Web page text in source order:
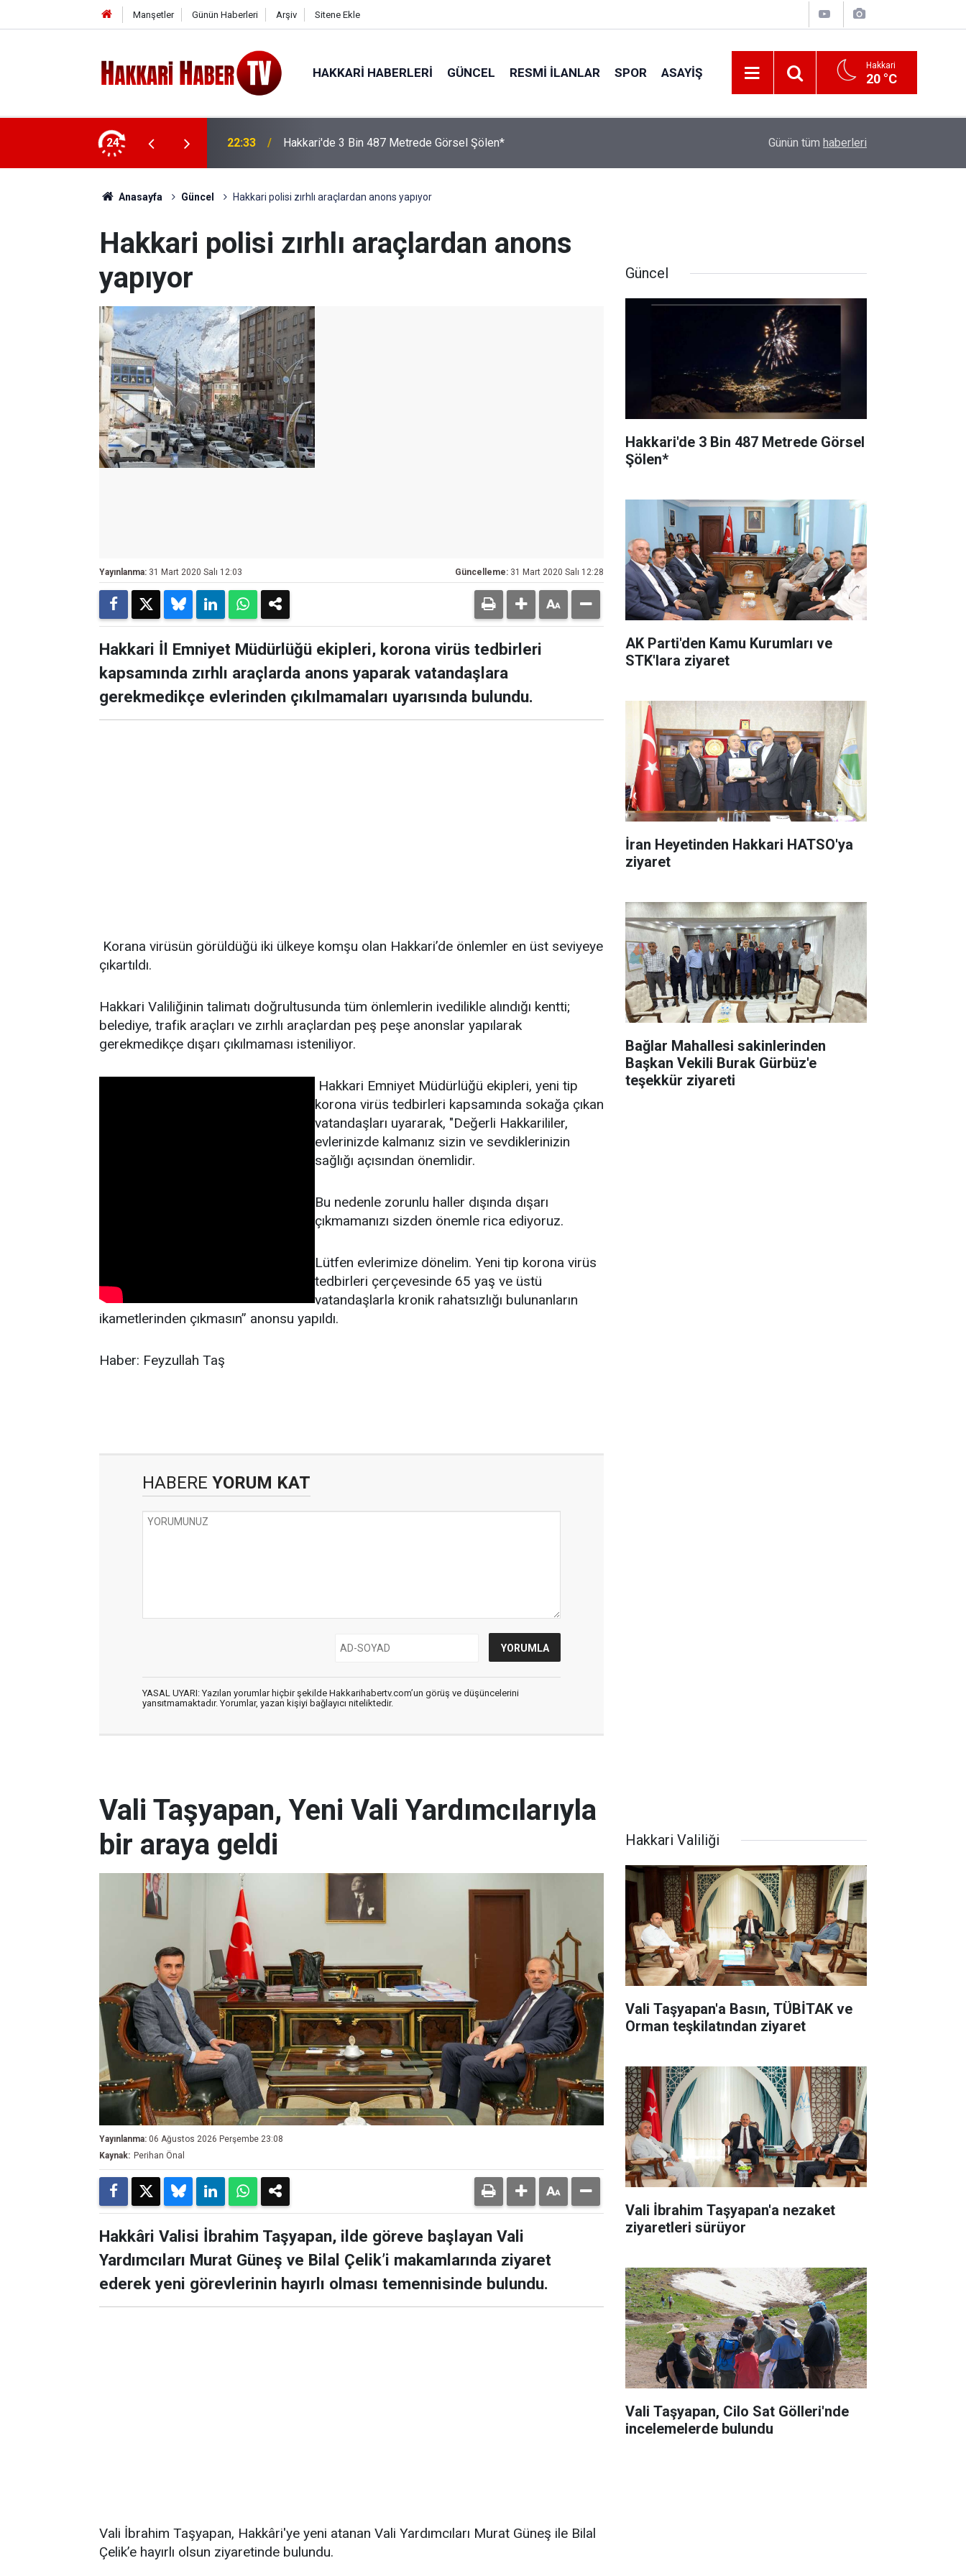
Manşetler Günün Haberleri Arşiv Sitene Ekle
HAKKARI HABERLERI GÜNCEL RESMI İLANLAR SPOR ASAYIŞ Hakkari
20 °C
24 22:33 Hakkari'de 3 Bin 487 Metrede Görsel Şölen* Aile ve Sosyal Hizmetler Bakanı Göktaş Van'ı
Günün tüm haberleri
Anasayfa Güncel Hakkari polisi zırhlı araçlardan anons yapıyor
Hakkari polisi zırhlı araçlardan anons
yapıyor
Yayınlanma: 31 Mart 2020 Salı 12:03 Güncelleme: 31 Mart 2020 Salı 12:28
Hakkari İl Emniyet Müdürlüğü ekipleri, korona virüs tedbirleri
kapsamında zırhlı araçlarda anons yaparak vatandaşlara
gerekmedikçe evlerinden çıkılmamaları uyarısında bulundu.
Korana virüsün görüldüğü iki ülkeye komşu olan Hakkari’de önlemler en üst seviyeye
çıkartıldı.
Hakkari Valiliğinin talimatı doğrultusunda tüm önlemlerin ivedilikle alındığı kentti;
belediye, trafik araçları ve zırhlı araçlardan peş peşe anonslar yapılarak
gerekmedikçe dışarı çıkılmaması isteniliyor.
Hakkari Emniyet Müdürlüğü ekipleri, yeni tip
korona virüs tedbirleri kapsamında sokağa çıkan
vatandaşları uyararak, "Değerli Hakkarililer,
evlerinizde kalmanız sizin ve sevdiklerinizin
sağlığı açısından önemlidir.
Bu nedenle zorunlu haller dışında dışarı
çıkmamanızı sizden önemle rica ediyoruz.
Lütfen evlerimize dönelim. Yeni tip korona virüs
tedbirleri çerçevesinde 65 yaş ve üstü
vatandaşlarla kronik rahatsızlığı bulunanların
ikametlerinden çıkmasın” anonsu yapıldı.
Haber: Feyzullah Taş
HABERE YORUM KAT
YASAL UYARI: Yazılan yorumlar hiçbir şekilde Hakkarihabertv.com’un görüş ve düşüncelerini
yansıtmamaktadır. Yorumlar, yazan kişiyi bağlayıcı niteliktedir.
Güncel
Hakkari'de 3 Bin 487 Metrede Görsel
Şölen*
AK Parti'den Kamu Kurumları ve
STK'lara ziyaret
İran Heyetinden Hakkari HATSO'ya
ziyaret
Bağlar Mahallesi sakinlerinden
Başkan Vekili Burak Gürbüz'e
teşekkür ziyareti
Vali Taşyapan, Yeni Vali Yardımcılarıyla
bir araya geldi
Yayınlanma: 06 Ağustos 2026 Perşembe 23:08
Kaynak: Perihan Önal
Hakkâri Valisi İbrahim Taşyapan, ilde göreve başlayan Vali
Yardımcıları Murat Güneş ve Bilal Çelik’i makamlarında ziyaret
ederek yeni görevlerinin hayırlı olması temennisinde bulundu.
Vali İbrahim Taşyapan, Hakkâri'ye yeni atanan Vali Yardımcıları Murat Güneş ile Bilal
Çelik’e hayırlı olsun ziyaretinde bulundu.
Hakkari Valiliği
Vali Taşyapan'a Basın, TÜBİTAK ve
Orman teşkilatından ziyaret
Vali İbrahim Taşyapan'a nezaket
ziyaretleri sürüyor
Vali Taşyapan, Cilo Sat Gölleri'nde
incelemelerde bulundu